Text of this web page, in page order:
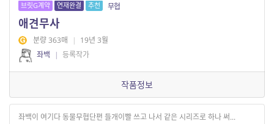
브릿G계약 연재완결 추천 무협
애견무사
분량 363매 | 19년 3월
좌백
| 등록작가
작품정보
좌백이 여기다 동물무협단편 들개이빨 쓰고 나서 같은 시리즈로 하나 써...